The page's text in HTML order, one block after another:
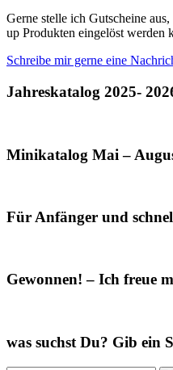
Gerne stelle ich Gutscheine
up Produkten eingelöst werden
Schreibe mir gerne eine
Jahreskatalog 2025-
Minikatalog Mai –
Für Anfänger und
Gewonnen! – Ich freue
was suchst Du? Gib ein